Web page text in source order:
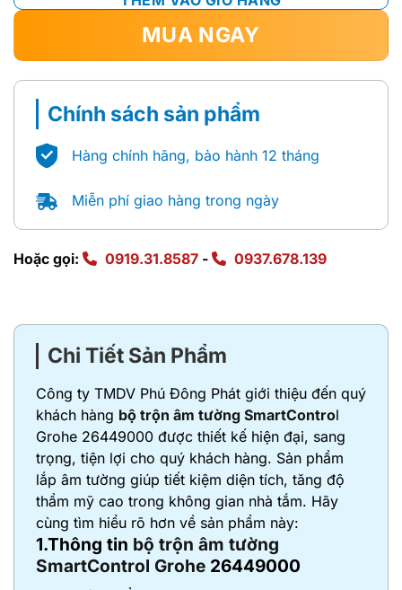
MUA NGAY
Chính sách sản phẩm
Hàng chính hãng, bảo hành 12 tháng
Miễn phí giao hàng trong ngày
Hoặc gọi: 0919.31.8587 - 0937.678.139
Chi Tiết Sản Phẩm
Công ty TMDV Phú Đông Phát giới thiệu đến quý
khách hàng bộ trộn âm tường SmartControl
Grohe 26449000 được thiết kế hiện đại, sang
trọng, tiện lợi cho quý khách hàng. Sản phẩm
lắp âm tường giúp tiết kiệm diện tích, tăng độ
thẩm mỹ cao trong không gian nhà tắm. Hãy
cùng tìm hiểu rõ hơn về sản phẩm này:
1.Thông tin bộ trộn âm tường
SmartControl Grohe 26449000